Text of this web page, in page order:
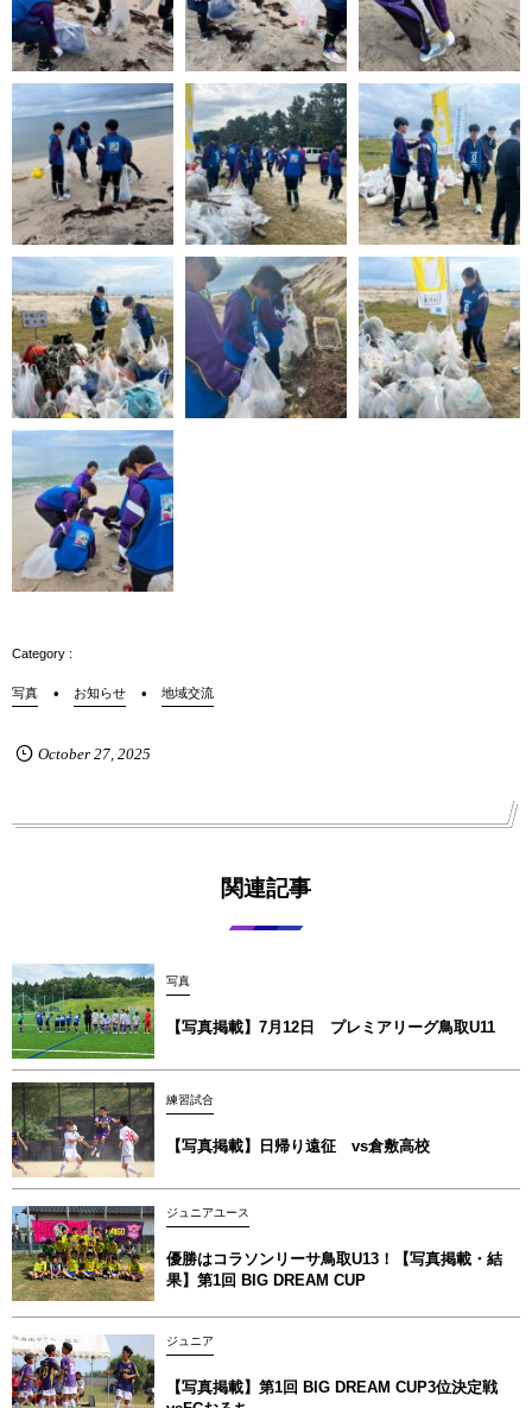
写真 お知らせ 地域交流
October 27, 2025
関連記事
写真
【写真掲載】7月12日 プレミアリーグ鳥取U11
練習試合
【写真掲載】日帰り遠征 vs倉敷高校
ジュニアユース
優勝はコラソンリーサ鳥取U13！【写真掲載‪‪‪︎︎・結
果】第1回 BIG DREAM CUP
ジュニア
【写真掲載】第1回 BIG DREAM CUP3位決定戦